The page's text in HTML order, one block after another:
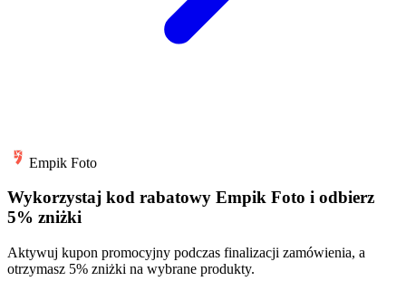
Empik Foto
Wykorzystaj kod rabatowy Empik Foto i odbierz
5% zniżki
Aktywuj kupon promocyjny podczas finalizacji zamówienia, a
otrzymasz 5% zniżki na wybrane produkty.